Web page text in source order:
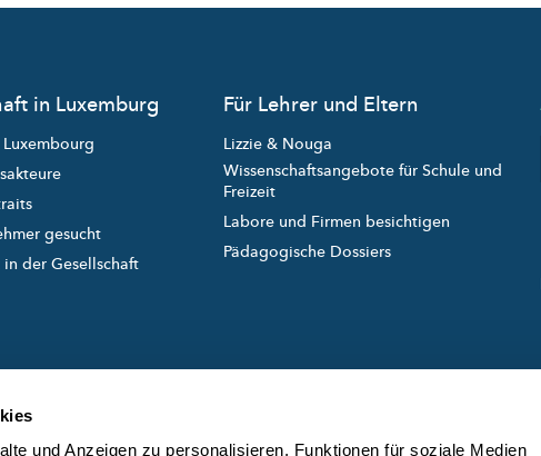
und Anzeigen zu personalisieren, Funktionen für soziale Medien
in Luxemburg
gesucht
in der Gesellschaft
Für Lehrer und Eltern
Lizzie & Nouga
Wissenschaftsangebote für Schule und
Freizeit
Labore und Firmen besichtigen
Pädagogische Dossiers